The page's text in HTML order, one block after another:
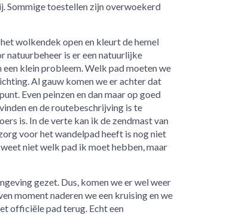
Sommige toestellen zijn overwoekerd
wolkendek open en kleurt de hemel
natuurbeheer is er een natuurlijke
klein probleem. Welk pad moeten we
Al gauw komen we er achter dat
Even peinzen en dan maar op goed
en de routebeschrijving is te
is. In de verte kan ik de zendmast van
voor het wandelpad heeft is nog niet
niet welk pad ik moet hebben, maar
gezet. Dus, komen we er wel weer
moment naderen we een kruising en we
officiële pad terug. Echt een